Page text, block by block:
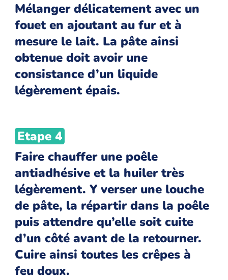
Mélanger délicatement avec un
fouet en ajoutant au fur et à
mesure le lait. La pâte ainsi
obtenue doit avoir une
consistance d’un liquide
légèrement épais.
Etape 4
Faire chauffer une poêle
antiadhésive et la huiler très
légèrement. Y verser une louche
de pâte, la répartir dans la poêle
puis attendre qu’elle soit cuite
d’un côté avant de la retourner.
Cuire ainsi toutes les crêpes à
feu doux.